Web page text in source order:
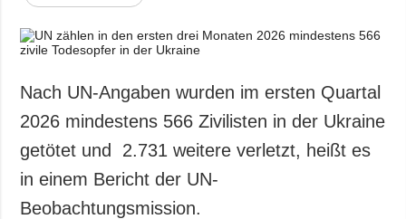
Politik
Wirtschaft
Gesellschaft und
Kultur
Sport
Kriminalität
Notstand und
und zum Schutz
Nach UN-Angaben wurden im ersten Quartal
2026 mindestens 566 Zivilisten in der Ukraine
getötet und 2.731 weitere verletzt, heißt es
in einem Bericht der UN-
Beobachtungsmission.